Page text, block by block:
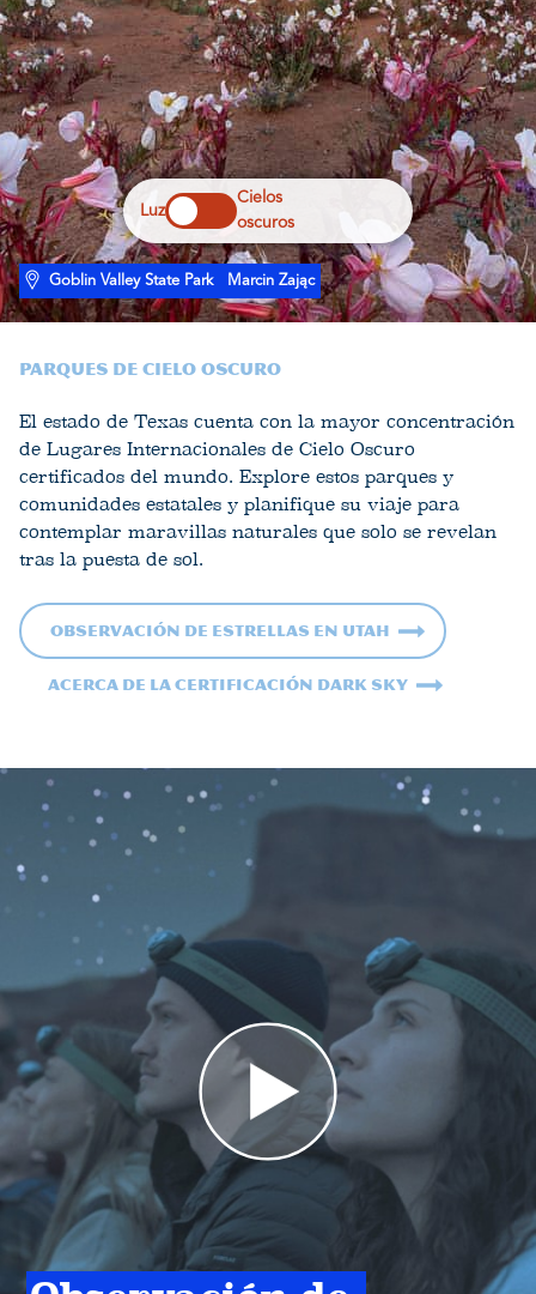
Luz
Cielos
oscuros
Goblin Valley State Park Marcin Zając
Parques de cielo oscuro
El estado de Texas cuenta con la mayor concentración
de Lugares Internacionales de Cielo Oscuro
certificados del mundo. Explore estos parques y
comunidades estatales y planifique su viaje para
contemplar maravillas naturales que solo se revelan
tras la puesta de sol.
Observación de estrellas en Utah
Acerca de la certificación Dark Sky